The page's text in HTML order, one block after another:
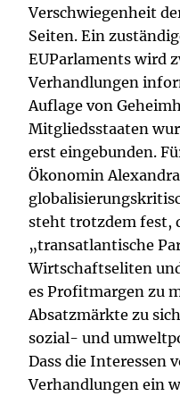
Verschwiegenheit
Seiten. Ein
EUParlaments wird
Verhandlungen
Auflage von
Mitgliedsstaaten
erst eingebunden.
Ökonomin
steht trotzdem fest,
„transatlantische
Wirtschaftseliten
es Profitmargen zu
Absatzmärkte zu
sozial- und
Dass die Interessen
Verhandlungen ein